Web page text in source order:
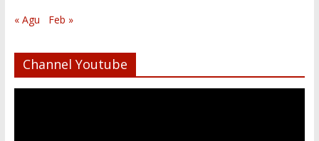
« Agu Feb »
Channel Youtube